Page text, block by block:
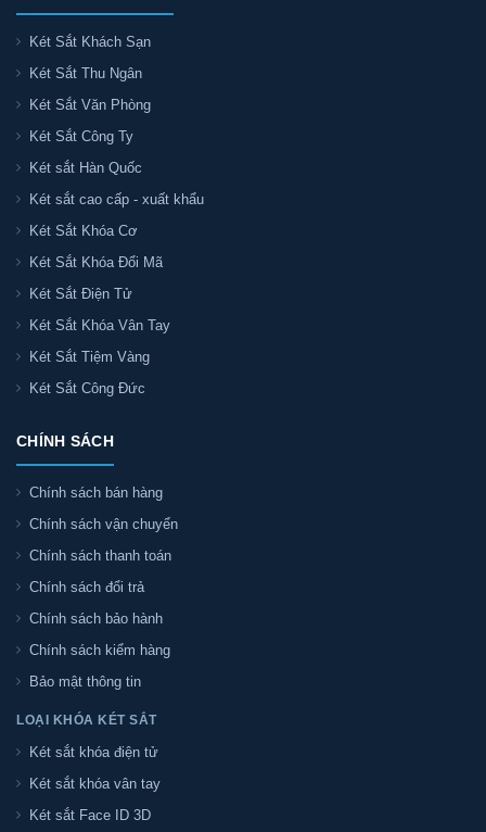
Két Sắt Khách Sạn
Két Sắt Thu Ngân
Két Sắt Văn Phòng
Két Sắt Công Ty
Két sắt Hàn Quốc
Két sắt cao cấp - xuất khẩu
Két Sắt Khóa Cơ
Két Sắt Khóa Đổi Mã
Két Sắt Điện Tử
Két Sắt Khóa Vân Tay
Két Sắt Tiệm Vàng
Két Sắt Công Đức
CHÍNH SÁCH
Chính sách bán hàng
Chính sách vận chuyển
Chính sách thanh toán
Chính sách đổi trả
Chính sách bảo hành
Chính sách kiểm hàng
Bảo mật thông tin
LOẠI KHÓA KÉT SẮT
Két sắt khóa điện tử
Két sắt khóa vân tay
Két sắt Face ID 3D